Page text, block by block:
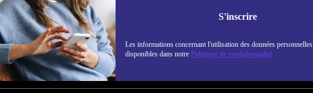
S'inscrire
Les informations concernant l'utilisation des données
disponibles dans notre Politique de confidentialité
Ne manquez plus aucune offre.
Retrouvez les informations
REFURBED FRANCE - RETHINK NEW.